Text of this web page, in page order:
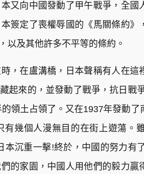
又向中國發動了甲午戰爭，全國
簽定了喪權辱國的《馬關條約》
以及其他許多不平等的條約。
，在盧溝橋，日本聲稱有人在這
起來的，並發動了戰爭，抗日戰
領土占領了。又在1937年發動
幾個人漫無目的在街上遊蕩。
沉重一擊!終於，中國的努力有
的家園，中國人用他們的毅力